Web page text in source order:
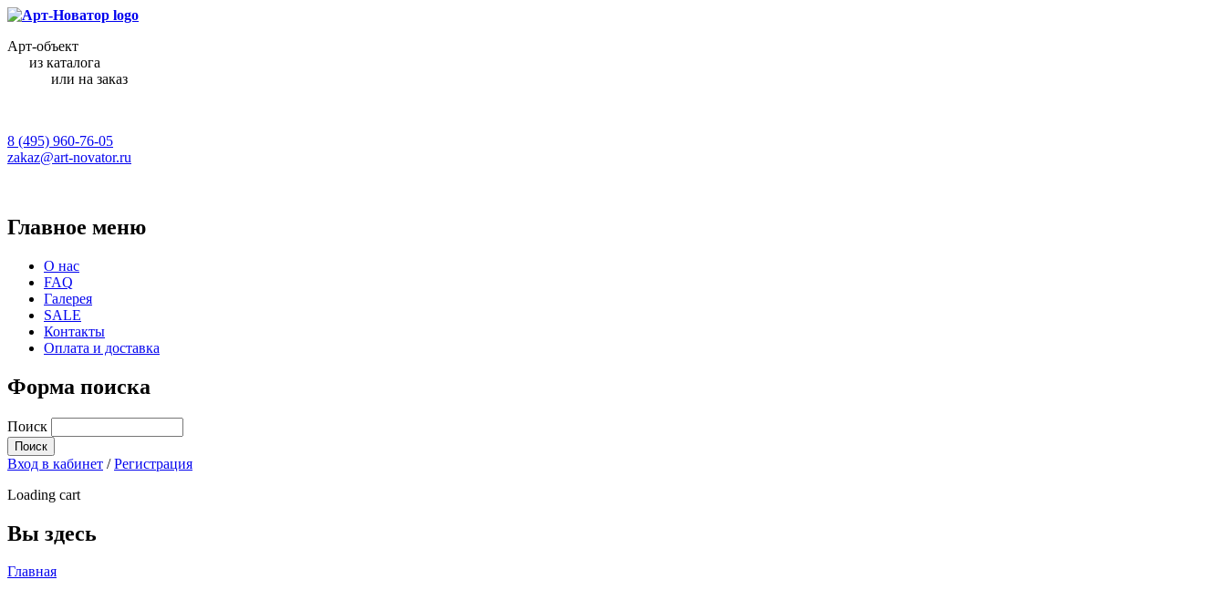
Арт-объект
из каталога
или на заказ
8 (495) 960-76-05
zakaz@art-novator.ru
Главное меню
О нас
FAQ
Галерея
SALE
Контакты
Оплата и доставка
Форма поиска
Поиск
Вход в кабинет /Регистрация
Loading cart
Вы здесь
Главная